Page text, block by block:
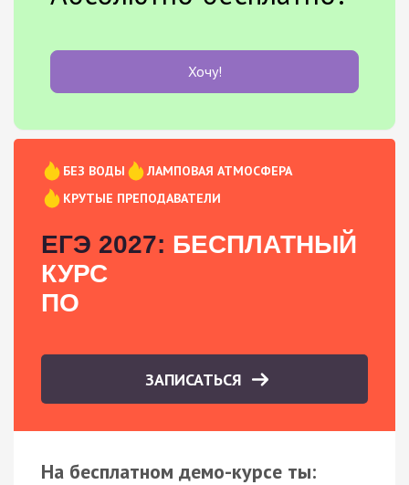
Хочу!
БЕЗ ВОДЫ
ЛАМПОВАЯ АТМОСФЕРА
КРУТЫЕ ПРЕПОДАВАТЕЛИ
ЕГЭ 2027: БЕСПЛАТНЫЙ
КУРС
ПО
ЗАПИСАТЬСЯ
На бесплатном демо-курсе ты: